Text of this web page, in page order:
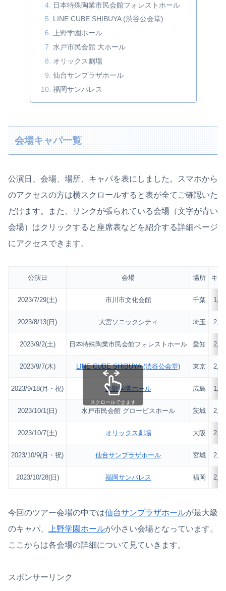
日本特殊陶業市民会館フォレストホール
LINE CUBE SHIBUYA (渋谷公会堂)
上野学園ホール
水戸市民会館 大ホール
オリックス劇場
仙台サンプラザホール
福岡サンパレス
会場キャパ一覧
公演日、会場、場所、キャパを表にしました。スマホから
のアクセスの方は横スクロールすると表が全てご確認いた
だけます。また、リンクが張られている会場（文字が青い
会場）はクリックすると座席表などを紹介する詳細ページ
にアクセスできます。
公演日 会場 場所 キャ
2023/7/29(土) 市川市文化会館 千葉
2023/8/13(日) 大宮ソニックシティ 埼玉
2023/9/2(土) 日本特殊陶業市民会館フォレストホール 愛知
2023/9/7(木) LINE CUBE SHIBUYA (渋谷公会堂) 東京
2023/9/18(月・祝) 上野学園ホール 広島
2023/10/1(日) 水戸市民会館 グロービスホール 茨城
2023/10/7(土) オリックス劇場 大阪
2023/10/9(月・祝) 仙台サンプラザホール 宮城
2023/10/28(日) 福岡サンパレス 福岡
スクロールできます
今回のツアー会場の中では仙台サンプラザホールが最大級
のキャパ、
上野学園ホールが小さい会場となっています。
ここからは各会場の詳細について見ていきます。
スポンサーリンク